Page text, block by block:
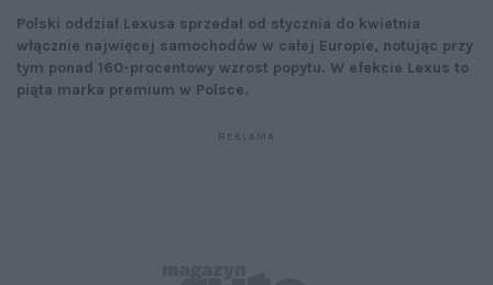
Polski oddział Lexusa sprzedał od stycznia do kwietnia
włącznie najwięcej samochodów w całej Europie, notując przy
tym ponad 160-procentowy wzrost popytu. W efekcie Lexus to
piąta marka premium w Polsce.